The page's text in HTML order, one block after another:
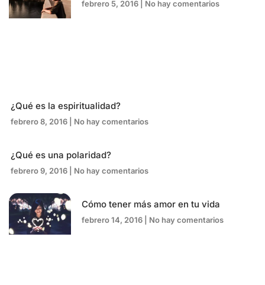
febrero 5, 2016 No hay comentarios
¿Qué es la espiritualidad?
febrero 8, 2016 No hay comentarios
¿Qué es una polaridad?
febrero 9, 2016 No hay comentarios
Cómo tener más amor en tu vida
febrero 14, 2016 No hay comentarios